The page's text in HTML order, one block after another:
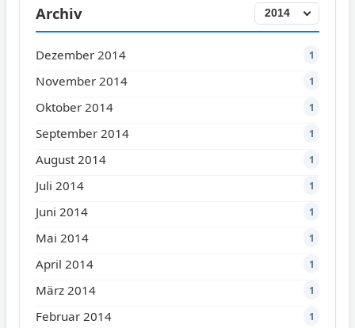
Archiv
Dezember 2014 1
November 2014 1
Oktober 2014 1
September 2014 1
August 2014 1
Juli 2014 1
Juni 2014 1
Mai 2014 1
April 2014 1
März 2014 1
Februar 2014 1